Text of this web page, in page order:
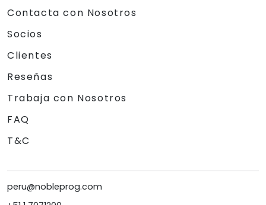
Contacta con Nosotros
Socios
Clientes
Reseñas
Trabaja con Nosotros
FAQ
T&C
peru@nobleprog.com